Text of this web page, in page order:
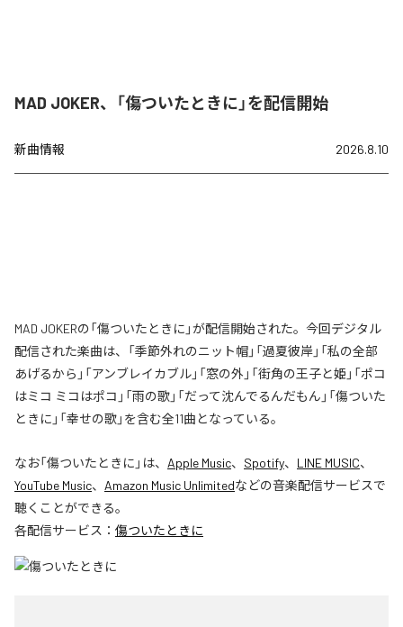
MAD JOKER、「傷ついたときに」を配信開始
新曲情報 2026.8.10
MAD JOKERの「傷ついたときに」が配信開始された。今回デジタル
配信された楽曲は、「季節外れのニット帽」「過夏彼岸」「私の全部
あげるから」「アンブレイカブル」「窓の外」「街角の王子と姫」「ポコ
はミコ ミコはポコ」「雨の歌」「だって沈んでるんだもん」「傷ついた
ときに」「幸せの歌」を含む全11曲となっている。
なお「傷ついたときに 」は、 Apple Music、 Spotify、 LINE MUSIC、
YouTube Music、 Amazon Music Unlimitedなどの音楽配信サービスで
聴くことができる。
各配信サービス： 傷ついたときに